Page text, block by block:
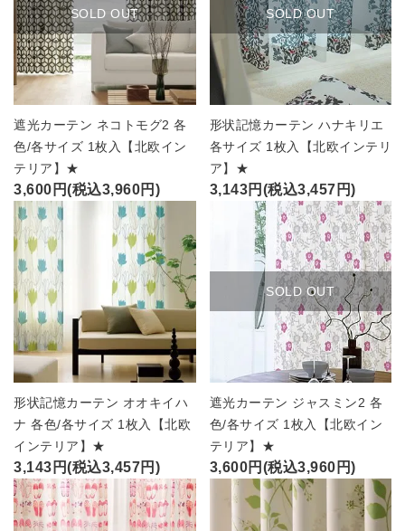
SOLD OUT
遮光カーテン ネコトモグ2 各
色/各サイズ 1枚入【北欧イン
テリア】★
3,600円(税込3,960円)
SOLD OUT
形状記憶カーテン ハナキリエ
各サイズ 1枚入【北欧インテリ
ア】★
3,143円(税込3,457円)
形状記憶カーテン オオキイハ
ナ 各色/各サイズ 1枚入【北欧
インテリア】★
3,143円(税込3,457円)
SOLD OUT
遮光カーテン ジャスミン2 各
色/各サイズ 1枚入【北欧イン
テリア】★
3,600円(税込3,960円)